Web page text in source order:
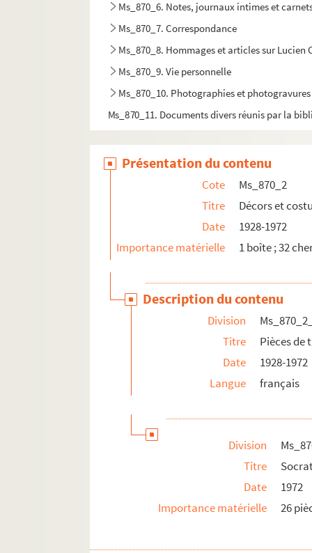
Ms_870_6. Notes, journaux intimes et
Ms_870_7. Correspondance
Ms_870_8. Hommages et articles sur Lucien
Ms_870_9. Vie personnelle
Ms_870_10. Photographies et photogravures
Ms_870_11. Documents divers réunis par la
Présentation du contenu
Cote
Ms_870_2
Titre
Décors et
Date
1928-1972
Importance matérielle
1 boîte ; 32
Description du contenu
Division
Titre
Pièces de
Date
1928-1972
Langue
français
Division
Titre
Date
1972
Importance matérielle
26